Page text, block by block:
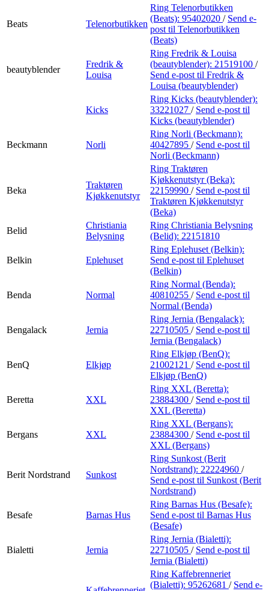
Beats Telenorbutikken
Ring Telenorbutikken
(Beats): 95402020 / Send e-
post til Telenorbutikken
(Beats)
beautyblender
Fredrik &
Louisa
Ring Fredrik & Louisa
(beautyblender): 21519100 /
Send e-post til Fredrik &
Louisa (beautyblender)
Kicks
Ring Kicks (beautyblender):
33221027 / Send e-post til
Kicks (beautyblender)
Beckmann Norli
Ring Norli (Beckmann):
40427895 / Send e-post til
Norli (Beckmann)
Beka
Traktøren
Kjøkkenutstyr
Ring Traktøren
Kjøkkenutstyr (Beka):
22159990 / Send e-post til
Traktøren Kjøkkenutstyr
(Beka)
Belid
Christiania
Belysning
Ring Christiania Belysning
(Belid): 22151810
Belkin Eplehuset
Ring Eplehuset (Belkin):
Send e-post til Eplehuset
(Belkin)
Benda Normal
Ring Normal (Benda):
40810255 / Send e-post til
Normal (Benda)
Bengalack Jernia
Ring Jernia (Bengalack):
22710505 / Send e-post til
Jernia (Bengalack)
BenQ Elkjøp
Ring Elkjøp (BenQ):
21002121 / Send e-post til
Elkjøp (BenQ)
Beretta XXL
Ring XXL (Beretta):
23884300 / Send e-post til
XXL (Beretta)
Bergans XXL
Ring XXL (Bergans):
23884300 / Send e-post til
XXL (Bergans)
Berit Nordstrand Sunkost
Ring Sunkost (Berit
Nordstrand): 22224960 /
Send e-post til Sunkost (Berit
Nordstrand)
Besafe Barnas Hus
Ring Barnas Hus (Besafe):
Send e-post til Barnas Hus
(Besafe)
Bialetti Jernia
Ring Jernia (Bialetti):
22710505 / Send e-post til
Jernia (Bialetti)
Ring Kaffebrenneriet
(Bialetti): 95262681 / Send e-